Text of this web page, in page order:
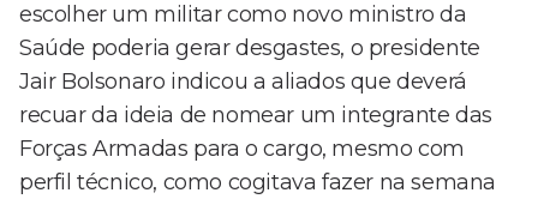
escolher um militar como novo ministro da
Saúde poderia gerar desgastes, o presidente
Jair Bolsonaro indicou a aliados que deverá
recuar da ideia de nomear um integrante das
Forças Armadas para o cargo, mesmo com
perfil técnico, como cogitava fazer na semana